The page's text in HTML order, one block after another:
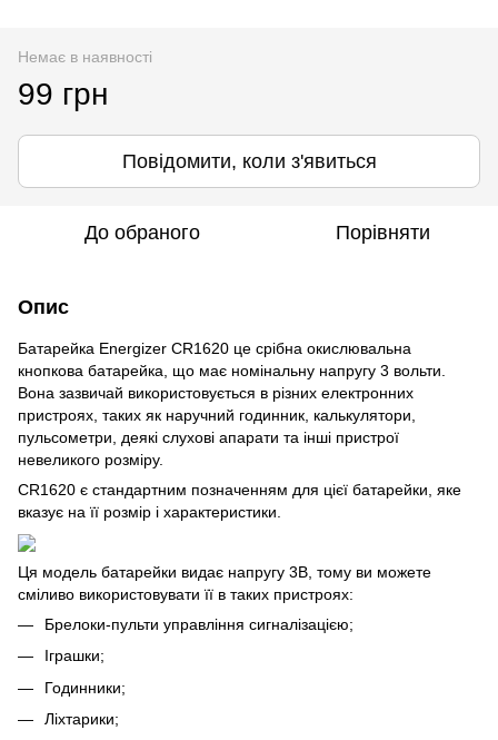
Немає в наявності
99 грн
Повідомити, коли з'явиться
До обраного Порівняти
Опис
Батарейка Energizer CR1620 це срібна окислювальна
кнопкова батарейка, що має номінальну напругу 3 вольти.
Вона зазвичай використовується в різних електронних
пристроях, таких як наручний годинник, калькулятори,
пульсометри, деякі слухові апарати та інші пристрої
невеликого розміру.
CR1620 є стандартним позначенням для цієї батарейки, яке
вказує на її розмір і характеристики.
Ця модель батарейки видає напругу 3В, тому ви можете
сміливо використовувати її в таких пристроях:
Брелоки-пульти управління сигналізацією;
Іграшки;
Годинники;
Ліхтарики;